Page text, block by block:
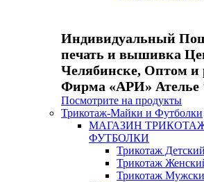
Индивидуальный
печать и вышивка
Челябинске, Оптом и
Фирма «АРИ» Ателье
Посмотрите на продукты
Трикотаж-Майки и Футболки
МАГАЗИН
ФУТБОЛКИ
Трикотаж Детский
Трикотаж
Трикотаж